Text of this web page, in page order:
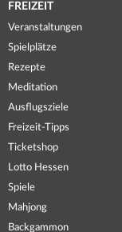
FREIZEIT
Veranstaltungen
Spielplätze
Rezepte
Meditation
Ausflugsziele
Freizeit-Tipps
Ticketshop
Lotto Hessen
Spiele
Mahjong
Backgammon